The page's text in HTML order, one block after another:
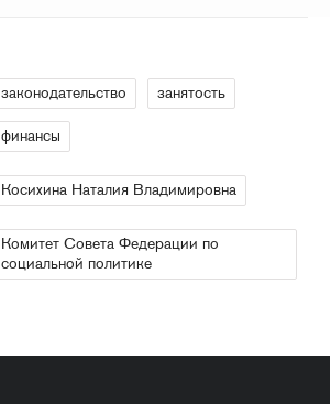
законодательство занятость
финансы
Косихина Наталия Владимировна
Комитет Совета Федерации по
социальной политике